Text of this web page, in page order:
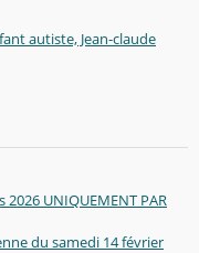
autiste, Jean-claude
UNIQUEMENT PAR
du samedi 14 février